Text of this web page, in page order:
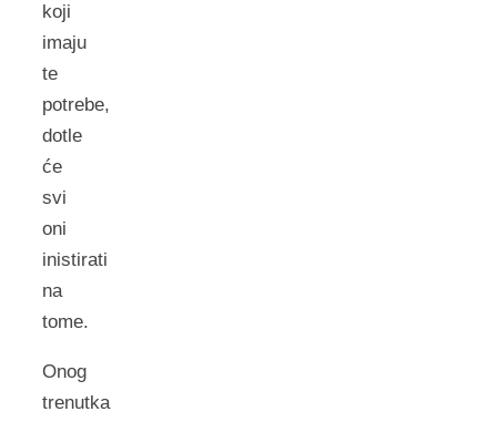
koji
imaju
te
potrebe,
dotle
će
svi
oni
inistirati
na
tome.
Onog
trenutka